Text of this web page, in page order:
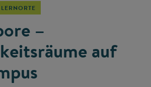
LERNORTE
–
auf